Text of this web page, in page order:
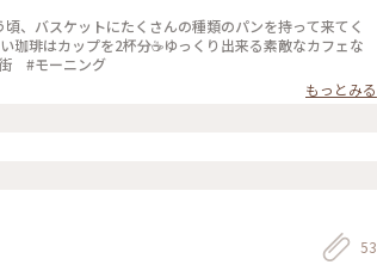
、バスケットにたくさんの種類のパンを持って来てく
珈琲はカップを2杯分☕️ゆっくり出来る素敵なカフェな
#モーニング
もっとみる
53